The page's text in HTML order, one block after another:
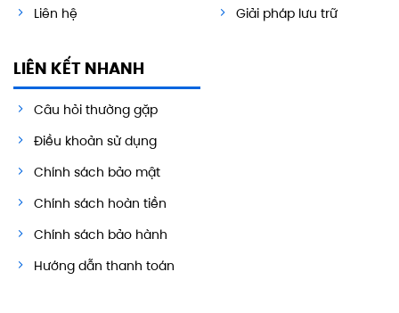
Liên hệ
Giải pháp lưu trữ
LIÊN KẾT NHANH
Câu hỏi thường gặp
Điều khoản sử dụng
Chính sách bảo mật
Chính sách hoàn tiền
Chính sách bảo hành
Hướng dẫn thanh toán